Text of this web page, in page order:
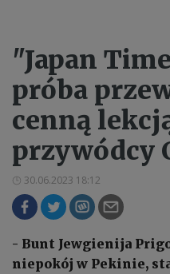
"Japan
próba
cenną
przywódcy
30.06.2023 18:12
- Bunt Jewgienija
niepokój w Pekinie,